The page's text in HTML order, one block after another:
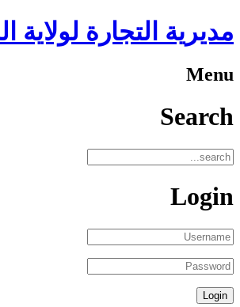
مديرية التجارة لولاية
Menu
Search
Login